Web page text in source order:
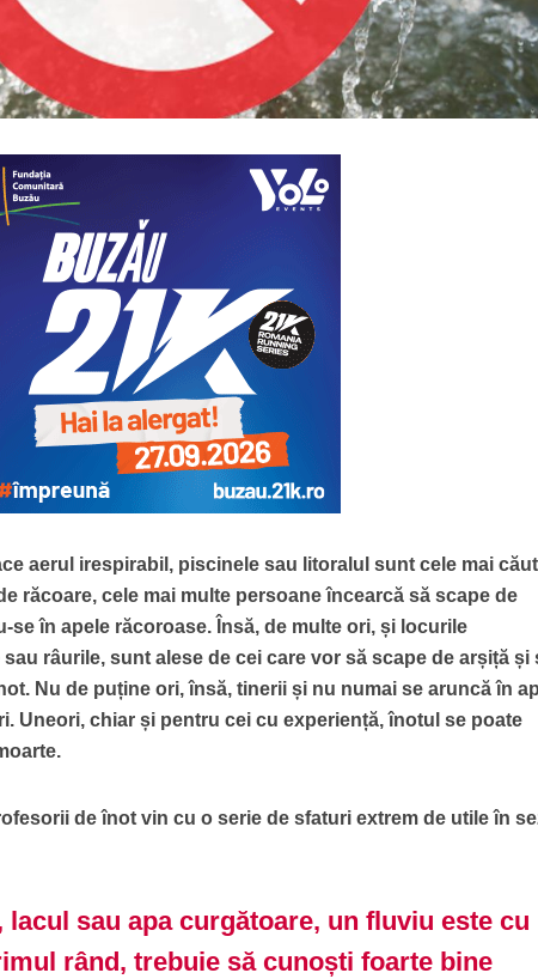
aerul irespirabil, piscinele sau litoralul sunt cele mai
răcoare, cele mai multe persoane încearcă să scape de
în apele răcoroase. Însă, de multe ori, și locurile
râurile, sunt alese de cei care vor să scape de arșiță și
Nu de puține ori, însă, tinerii și nu numai se aruncă în
Uneori, chiar și pentru cei cu experiență, înotul se poate
de înot vin cu o serie de sfaturi extrem de utile în
lacul sau apa curgătoare, un fluviu este cu
rând, trebuie să cunoști foarte bine